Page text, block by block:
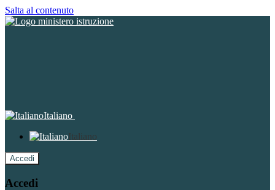
Salta al contenuto
Italiano
Italiano
Accedi
Accedi